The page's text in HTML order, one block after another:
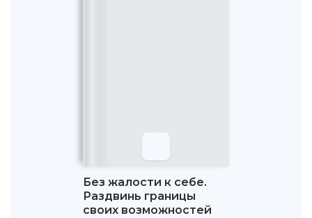
Без жалости к себе.
Раздвинь границы
своих возможностей